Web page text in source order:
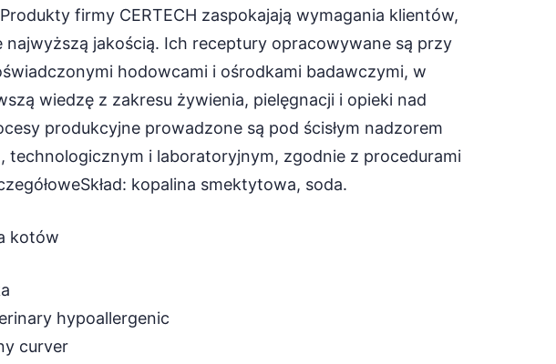
firmy CERTECH zaspokajają wymagania klientów,
najwyższą jakością. Ich receptury opracowywane są przy
hodowcami i ośrodkami badawczymi, w
wiedzę z zakresu żywienia, pielęgnacji i opieki nad
produkcyjne prowadzone są pod ścisłym nadzorem
technologicznym i laboratoryjnym, zgodnie z procedurami
kopalina smektytowa, soda.
kotów
hypoallergenic
curver